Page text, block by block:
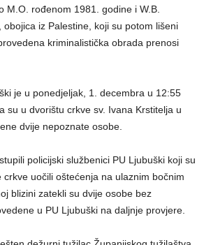
M.O. rođenom 1981. godine i W.B.
iz Palestine, koji su potom lišeni
kriminalistička obrada prenosi
je u ponedjeljak, 1. decembra u 12:55
su u dvorištu crkve sv. Ivana Krstitelja u
dvije nepoznate osobe.
policijski službenici PU Ljubuški koji su
uočili oštećenja na ulaznim bočnim
blizini zatekli su dvije osobe bez
u PU Ljubuški na daljnje provjere.